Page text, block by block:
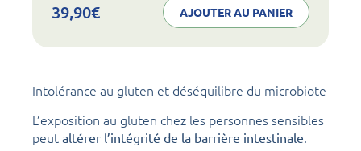
39,90€ AJOUTER AU PANIER
Intolérance au gluten et déséquilibre du microbiote
L’exposition au gluten chez les personnes sensibles
peut altérer l’intégrité de la barrière intestinale.